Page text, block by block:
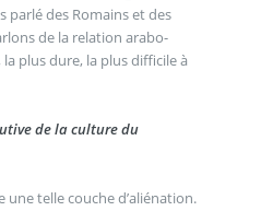
parlé des Romains et des
de la relation arabo-
plus dure, la plus difficile à
de la culture du
une telle couche d’aliénation.